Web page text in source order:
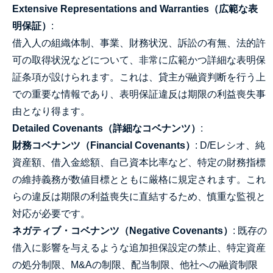
Extensive Representations and Warranties（広範な表
明保証） :
借入人の組織体制、事業、財務状況、訴訟の有無、法的許
可の取得状況などについて、非常に広範かつ詳細な表明保
証条項が設けられます。これは、貸主が融資判断を行う上
での重要な情報であり、表明保証違反は期限の利益喪失事
由となり得ます。
Detailed Covenants（詳細なコベナンツ） :
財務コベナンツ（Financial Covenants） : D/Eレシオ、純
資産額、借入金総額、自己資本比率など、特定の財務指標
の維持義務が数値目標とともに厳格に規定されます。これ
らの違反は期限の利益喪失に直結するため、慎重な監視と
対応が必要です。
ネガティブ・コベナンツ（Negative Covenants） : 既存の
借入に影響を与えるような追加担保設定の禁止、特定資産
の処分制限、M&Aの制限、配当制限、他社への融資制限